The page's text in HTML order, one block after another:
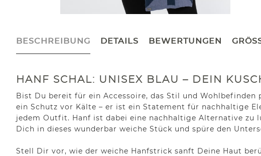
BESCHREIBUNG DETAILS BEWERTUNGEN
HANF SCHAL: UNISEX BLAU – DEIN
Bist Du bereit für ein Accessoire, das Stil und
ein Schutz vor Kälte – er ist ein Statement für nachhaltige
jedem Outfit. Hanf ist dabei eine nachhaltige Alternative zu
Dich in dieses wunderbar weiche Stück und spüre den
Stell Dir vor, wie der weiche Hanfstrick sanft Deine Haut